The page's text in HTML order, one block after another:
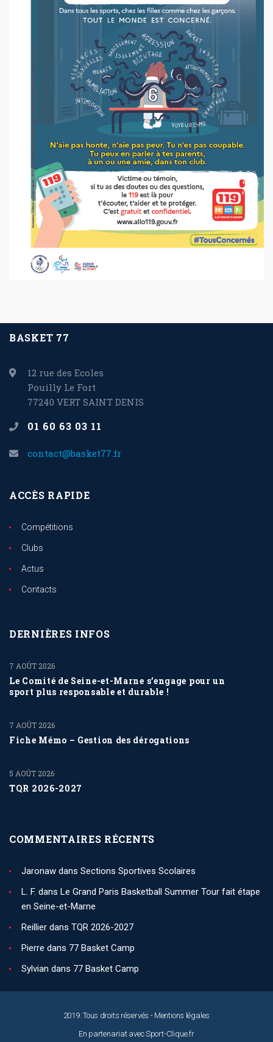
BASKET 77
12 rue des Ecoles
Pouilly Le Fort
77240 VERT SAINT DENIS
01 60 63 03 11
contact@basket77.fr
ACCÈS RAPIDE
Compétitions
Clubs
Actus
Contacts
DERNIÈRES INFOS
Le Comité de Seine-et-Marne s’engage pour un
sport plus responsable et durable !
7 AOÛT 2026
Fiche Mémo – Gestion des dérogations
7 AOÛT 2026
TQR 2026-2027
5 AOÛT 2026
COMMENTAIRES RÉCENTS
Jaronaw dans Sections Sportives Scolaires
L. F. dans Le Grand Paris Basketball Summer Tour fait étape
en Seine-et-Marne
Reillier dans TQR 2026-2027
Pierre dans 77 Basket Camp
Sylvian dans 77 Basket Camp
2019. Tous droits réservés - Mentions légales
En partenariat avecSport-Clique.fr